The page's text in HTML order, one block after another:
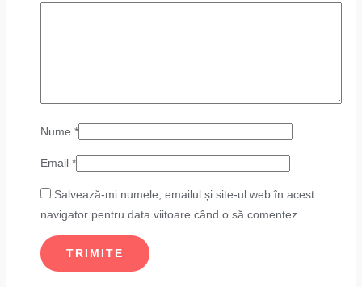
Nume*
Email*
Salvează-mi numele, emailul și site-ul web în acest
navigator pentru data viitoare când o să comentez.